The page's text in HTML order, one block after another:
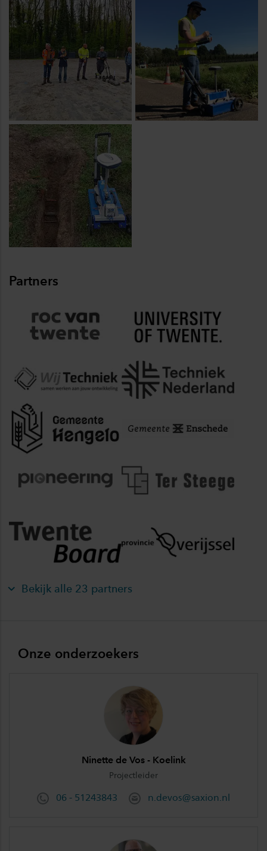
Partners
Bekijk alle 23 partners
Onze onderzoekers
Ninette de Vos - Koelink
Projectleider
06 - 51243843 n.devos@saxion.nl